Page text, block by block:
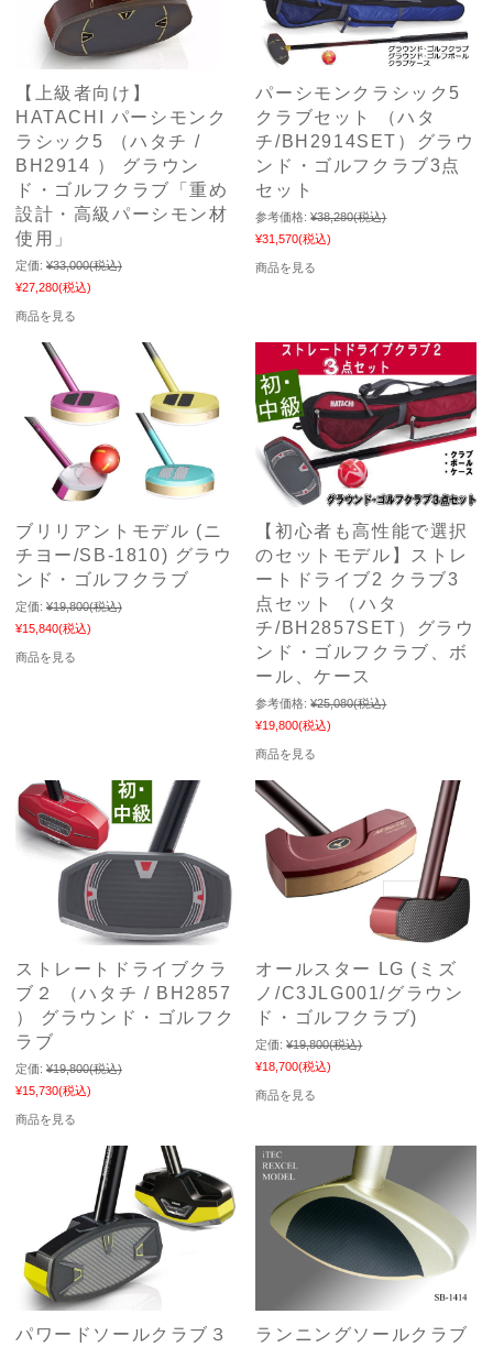
【上級者向け】
HATACHI パーシモンク
ラシック5 （ハタチ /
BH2914 ） グラウン
ド・ゴルフクラブ「重め
設計・高級パーシモン材
使用」
定価: ¥33,000(税込)
¥27,280(税込)
商品を見る
パーシモンクラシック5
クラブセット （ハタ
チ/BH2914SET）グラウ
ンド・ゴルフクラブ3点
セット
参考価格: ¥38,280(税込)
¥31,570(税込)
商品を見る
ブリリアントモデル (ニ
チヨー/SB-1810) グラウ
ンド・ゴルフクラブ
定価: ¥19,800(税込)
¥15,840(税込)
商品を見る
【初心者も高性能で選択
のセットモデル】ストレ
ートドライブ2 クラブ3
点セット （ハタ
チ/BH2857SET）グラウ
ンド・ゴルフクラブ、ボ
ール、ケース
参考価格: ¥25,080(税込)
¥19,800(税込)
商品を見る
ストレートドライブクラ
ブ２ （ハタチ / BH2857
） グラウンド・ゴルフク
ラブ
定価: ¥19,800(税込)
¥15,730(税込)
商品を見る
オールスター LG (ミズ
ノ/C3JLG001/グラウン
ド・ゴルフクラブ)
定価: ¥19,800(税込)
¥18,700(税込)
商品を見る
パワードソールクラブ３
ランニングソールクラブ